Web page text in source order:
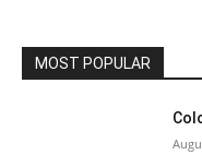
MOST POPULAR